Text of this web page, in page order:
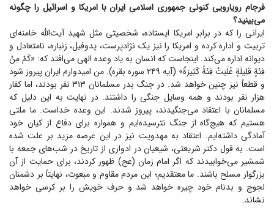
فرجام رویارویی کنونی جمهوری اسلامی ایران با امریکا و اسرائیل را چگونه
می‌بینید؟
ایرانی را که در برابر امریکا ایستاده، شخصیتی مثل شهید آیت‌الله خامنه‌ای
تربیت و اداره کرده و امریکا را نیز یک نژادپرست، پدوفیل، زنباره، نامتعادل و
دیوانه اداره می‌کند. اینجاست که انسان به یاد وعده الهی می‌افتد که: «کَمْ مِنْ
فِئَةٍ قَلِیلَةٍ غَلَبَتْ فِئَةً کَثِیرَةً» (آیه ۲۴۹ سوره بقره). من امیدوارم ایران پیروز شود
و قطعاً نیز چنین خواهد شد. در جنگ بدر مسلمانان ۳۱۳ نفر بودند، اما کفار
هزار نفر بودند و همه وسایل جنگی را داشتند. در نهایت به این دلیل که
مسلمانان با اعتقاد می‌جنگیدند، پیروز شدند. این وعده خداست. ما ملتی
هستیم که هیچ‌گاه از جنگ نترسیده‌ایم و همواره برای دفاع از کیان خود
آمادگی داشته‌ایم. اعتقاد به مهدویت نیز در این عرصه مزید بر علت شده
است. به قول دکتر شریعتی، شیعیان در ادواری از تاریخ در شب‌های جمعه با
شمشیر می‌خوابیدند که اگر امام زمان (عج) ظهور کردند، برای حمایت از آن
بزرگوار مسلح باشند. ما معتقدیم؛ این مردم مقاوم و مبعوث، نهایتاً بر دشمنان
لجوج و بدنام خود چیره خواهد شد و حرف خویش را بر کرسی خواهد
نشاند.